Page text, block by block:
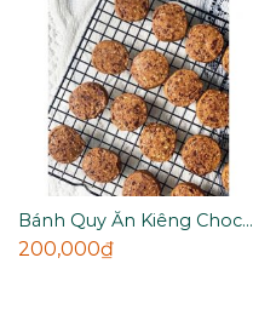
Bánh Quy Ăn Kiêng Choco
Không Đường Healthy Eat
Clean By TUNA
200,000₫